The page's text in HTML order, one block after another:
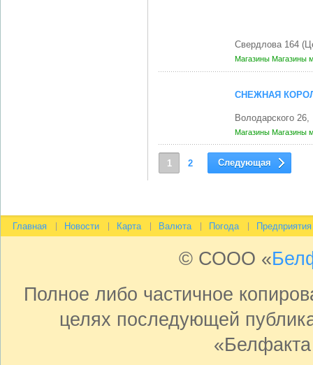
Свердлова 164
Магазины Магазины
СНЕЖНАЯ
Володарского
Магазины Магазины
1 2 Следующая
Главная Новости Карта Валюта Погода Предприятия
© СООО «
Полное либо частичное
целях последующей